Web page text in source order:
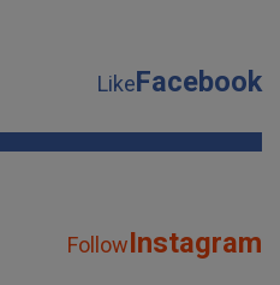
LikeFacebook
FollowInstagram